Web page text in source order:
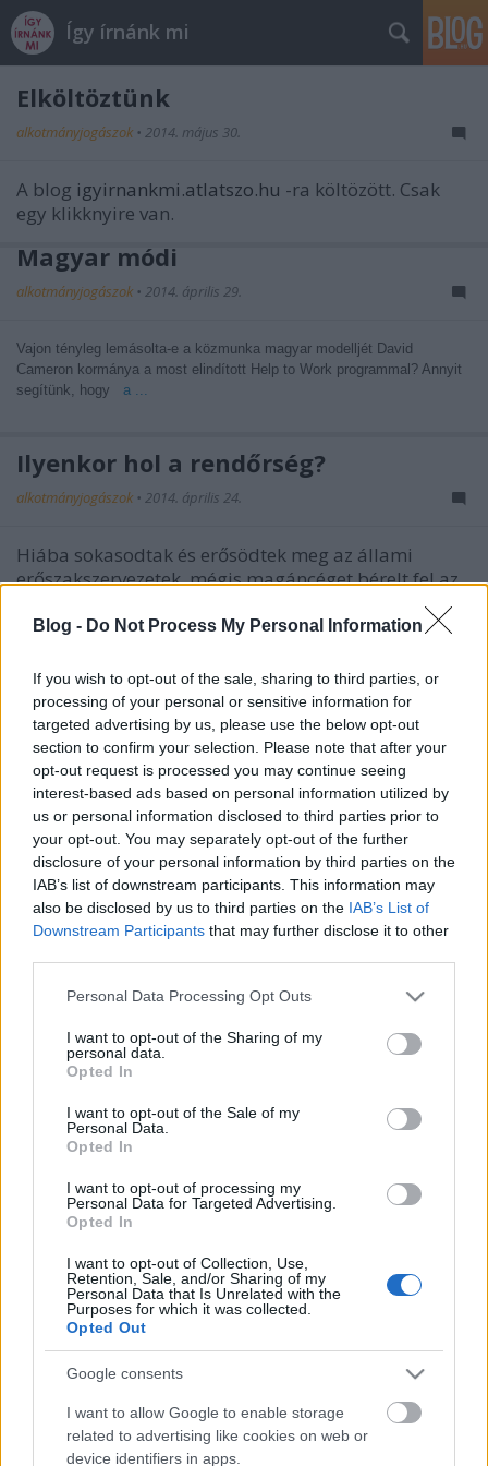
Blog - Do Not Process My Personal Information
If you wish to opt-out of the sale, sharing to third parties, or
processing of your personal or sensitive information for
targeted advertising by us, please use the below opt-out
section to confirm your selection. Please note that after your
opt-out request is processed you may continue seeing
interest-based ads based on personal information utilized by
us or personal information disclosed to third parties prior to
your opt-out. You may separately opt-out of the further
disclosure of your personal information by third parties on the
IAB’s list of downstream participants. This information may
also be disclosed by us to third parties on the IAB’s List of
Downstream Participants that may further disclose it to other
Please note that this website/app uses one or more Google
not limited to your visit or usage behaviour. You may click to
grant or deny consent to Google and its third-party tags to
use your data for below specified purposes in below Google
consent section.
Personal Data Processing Opt Outs
I want to opt-out of the Sharing of my
personal data.
Opted In
I want to opt-out of the Sale of my
Personal Data.
Opted In
I want to opt-out of processing my
Personal Data for Targeted Advertising.
Opted In
I want to opt-out of Collection, Use,
Retention, Sale, and/or Sharing of my
Personal Data that Is Unrelated with the
Purposes for which it was collected.
Opted Out
Google consents
I want to allow Google to enable storage
related to advertising like cookies on web or
device identifiers in apps.
Így írnánk mi
Elköltöztünk
alkotmányjogászok • 2014. május 30.
A blog igyirnankmi.atlatszo.hu -ra költözött. Csak
egy klikknyire van.
Magyar módi
alkotmányjogászok • 2014. április 29.
Vajon tényleg lemásolta-e a közmunka magyar modelljét David
Cameron kormánya a most elindított Help to Work programmal? Annyit
segítünk, hogy
a ...
Ilyenkor hol a rendőrség?
alkotmányjogászok • 2014. április 24.
Hiába sokasodtak és erősödtek meg az állami
erőszakszervezetek, mégis magáncéget bérelt fel az
állam Kishantos beszántásának biztosítására. ...
egy vicc
alkotmányjogászok•2014. április 17.
Addig is, míg kiderül, hogy a Budapesti
Kereskedelmi és Iparkamara a kamarai hozzájárulás
felhasználását firtató adatkérésre bíróság előtt is ...
Kétharmad: csak a
győzteskompenzációval
alkotmányjogászok•2014. április 09.
alkotmányozó többségük a kormánypártoknak. Addigra összesítik
ugyanisa ...
Tényleg nem számít-e, hogy 132
alkotmányjogászok•2014. április 07.
miniszterelnök szerintnincs jelentősége annak,
hogy a még a külképviseleti szavazatokon múló
egyéni körzetek eredménye alapján meglesz-e ...
Egymást metsző vonalak
alkotmányjogászok • 2014. április 03.